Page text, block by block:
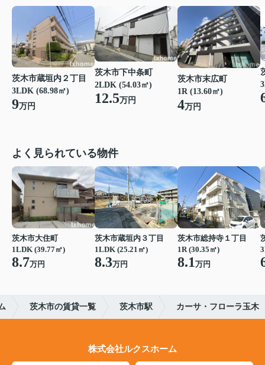
茨木市蔵垣内２丁目
3LDK (68.98㎡)
9万円
茨木市下中条町
2LDK (54.03㎡)
12.5万円
茨木市末広町
1R (13.60㎡)
4万円
よく見られている物件
茨木市大住町
1LDK (39.77㎡)
8.7万円
茨木市蔵垣内３丁目
1LDK (25.21㎡)
8.3万円
茨木市総持寺１丁目
1R (30.35㎡)
8.1万円
茨木市の賃貸一覧 茨木市駅 カーサ・フローラ玉木
株式会社ルクスホーム